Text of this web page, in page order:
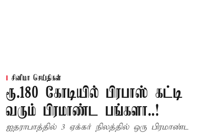
சினிமா செய்திகள்
ரூ.180 கோடியில் பிரபாஸ் கட்டி
வரும் பிரமாண்ட பங்களா..!
ஐதராபாத்தில் 3 ஏக்கர் நிலத்தில் ஒரு பிரமாண்ட